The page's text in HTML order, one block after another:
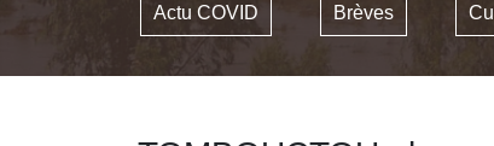
Actu COVID Brèves